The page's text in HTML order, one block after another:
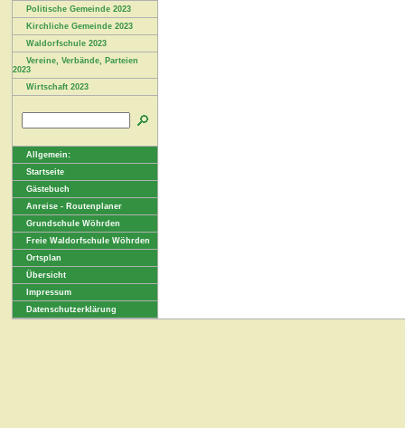
Politische Gemeinde 2023
Kirchliche Gemeinde 2023
Waldorfschule 2023
Vereine, Verbände, Parteien
2023
Wirtschaft 2023
Allgemein:
Startseite
Gästebuch
Anreise - Routenplaner
Grundschule Wöhrden
Freie Waldorfschule Wöhrden
Ortsplan
Übersicht
Impressum
Datenschutzerklärung